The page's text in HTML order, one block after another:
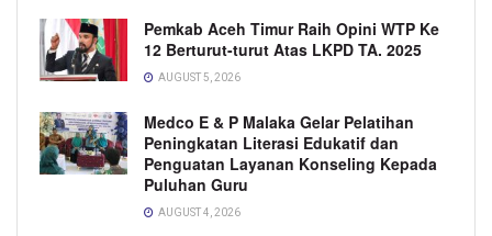
Pemkab Aceh Timur Raih Opini WTP Ke
12 Berturut-turut Atas LKPD TA. 2025
AUGUST 5, 2026
Medco E & P Malaka Gelar Pelatihan
Peningkatan Literasi Edukatif dan
Penguatan Layanan Konseling Kepada
Puluhan Guru
AUGUST 4, 2026